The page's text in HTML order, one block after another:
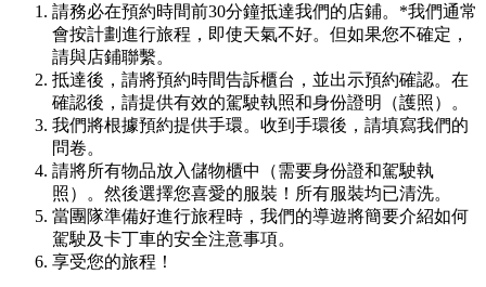
請務必在預約時間前30分鐘抵達我們的店鋪。*我們通常
會按計劃進行旅程，即使天氣不好。但如果您不確定，
請與店鋪聯繫。
抵達後，請將預約時間告訴櫃台，並出示預約確認。在
確認後，請提供有效的駕駛執照和身份證明（護照）。
我們將根據預約提供手環。收到手環後，請填寫我們的
問卷。
請將所有物品放入儲物櫃中（需要身份證和駕駛執
照）。然後選擇您喜愛的服裝！所有服裝均已清洗。
當團隊準備好進行旅程時，我們的導遊將簡要介紹如何
駕駛及卡丁車的安全注意事項。
享受您的旅程！